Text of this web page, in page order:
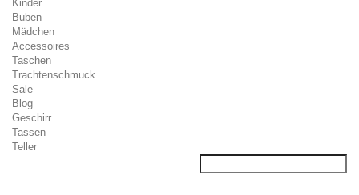
Kinder
Buben
Mädchen
Accessoires
Taschen
Trachtenschmuck
Sale
Blog
Geschirr
Tassen
Teller